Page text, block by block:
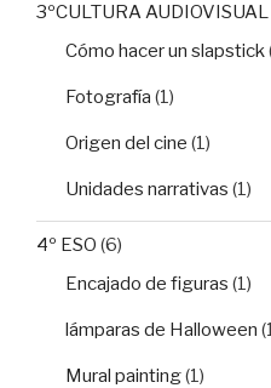
3ºCULTURA AUDIOVISUAL
Cómo hacer un slapstick
Fotografía (1)
Origen del cine (1)
Unidades narrativas (1)
4º ESO (6)
Encajado de figuras (1)
lámparas de Halloween
Mural painting(1)